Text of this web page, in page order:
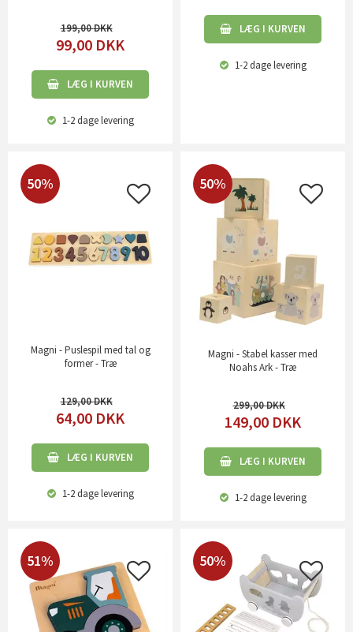
199,00
99,00 DKK
LÆG I KURVEN
1-2 dagelevering
LÆG I KURVEN
1-2 dagelevering
50%
Magni - Puslespil med tal og
former - Træ
129,00
64,00 DKK
LÆG I KURVEN
1-2 dagelevering
50%
Magni - Stabel kasser med
Noahs Ark - Træ
299,00
149,00 DKK
LÆG I KURVEN
1-2 dagelevering
51% 50%